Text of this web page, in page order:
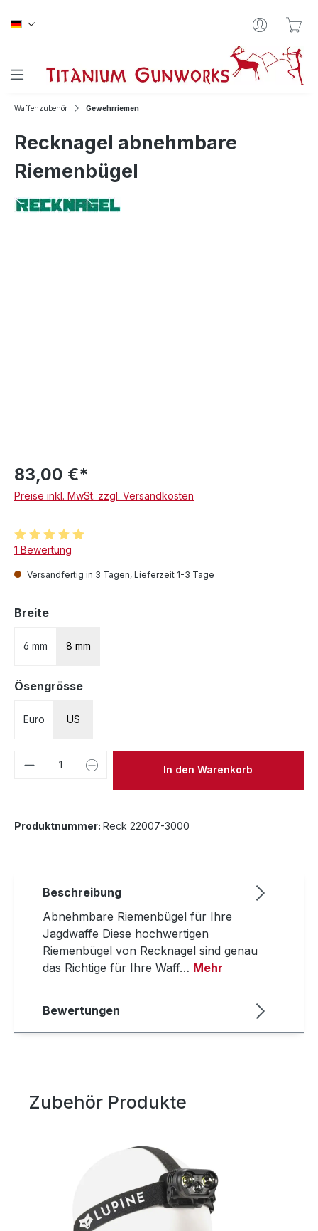
Waffenzubehör Gewehrriemen
Recknagel abnehmbare
Riemenbügel
83,00 €*
Preise inkl. MwSt. zzgl. Versandkosten
Durchschnittliche Bewertung von 5 von 5 Sternen
1 Bewertung
Versandfertig in 3 Tagen, Lieferzeit 1-3 Tage
Breiteauswählen
6 mm 8 mm
Ösengrösseauswählen
Euro US
Produkt Anzahl: Gib denIn den Warenkorb
Produktnummer: Reck 22007-3000
Beschreibung
Abnehmbare Riemenbügel für Ihre
Jagdwaffe Diese hochwertigen
Riemenbügel von Recknagel sind genau
das Richtige für Ihre Waff… Mehr
Bewertungen
Produktgalerie überspringen
Zubehör Produkte